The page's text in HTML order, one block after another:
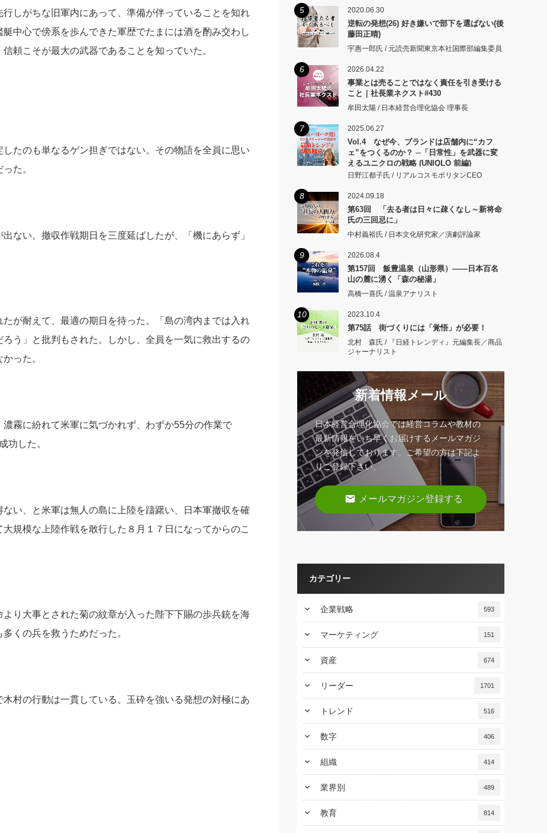
しがちな旧軍内にあって、準備が伴っていることを知れ
中心で傍系を歩んできた軍歴でたまには酒を酌み交わし
頼こそが最大の武器であることを知っていた。
たのも単なるゲン担ぎではない。その物語を全員に思い
た。
ない。撤収作戦期日を三度延ばしたが、「機にあらず」
が耐えて、最適の期日を待った。「島の湾内までは入れ
う」と批判もされた。しかし、全員を一気に救出するの
った。
霧に紛れて米軍に気づかれず、わずか55分の作業で
功した。
い、と米軍は無人の島に上陸を躊躇い、日本軍撤収を確
規模な上陸作戦を敢行した８月１７日になってからのこ
り大事とされた菊の紋章が入った陛下下賜の歩兵銃を海
くの兵を救うためだった。
村の行動は一貫している。玉砕を強いる発想の対極にあ
5 2020.06.30
逆転の発想(26) 好き嫌いで部下を選ばない(後
藤田正晴)
宇惠一郎氏 / 元読売新聞東京本社国際部編集委員
6 2026.04.22
事業とは売ることではなく責任を引き受ける
こと｜社長業ネクスト#430
牟田太陽 / 日本経営合理化協会 理事長
7 2025.06.27
Vol.4 なぜ今、ブランドは店舗内に“カフ
ェ”をつくるのか？ ─「日常性」を武器に変
えるユニクロの戦略 (UNIQLO 前編)
日野江都子氏 / リアルコスモポリタンCEO
8 2024.09.18
第63回 「去る者は日々に疎くなし～新将命
氏の三回忌に」
中村義裕氏 / 日本文化研究家／演劇評論家
9 2026.08.4
第157回 飯豊温泉（山形県）――日本百名
山の麓に湧く「森の秘湯」
高橋一喜氏 / 温泉アナリスト
10 2023.10.4
第75話 街づくりには「覚悟」が必要！
北村 森氏 / 『日経トレンディ』元編集長／商品
ジャーナリスト
新着情報メール
日本経営合理化協会では経営コラムや教材の
最新情報をいち早くお届けするメールマガジ
ンを発信しております。ご希望の方は下記よ
りご登録下さい。
email メールマガジン登録する
カテゴリー
keyboard_arrow_down 企業戦略 593
keyboard_arrow_down マーケティング 151
keyboard_arrow_down 資産 674
keyboard_arrow_down リーダー 1701
keyboard_arrow_down トレンド 516
keyboard_arrow_down 数字 406
keyboard_arrow_down 組織 414
keyboard_arrow_down 業界別 489
keyboard_arrow_down 教育 814